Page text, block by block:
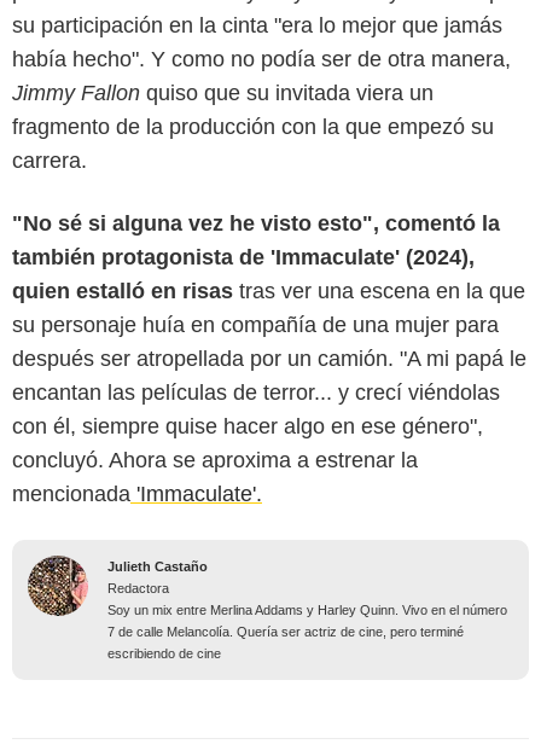
su participación en la cinta "era lo mejor que jamás
había hecho". Y como no podía ser de otra manera,
Jimmy Fallon quiso que su invitada viera un
fragmento de la producción con la que empezó su
carrera.
"No sé si alguna vez he visto esto", comentó la
también protagonista de 'Immaculate' (2024),
quien estalló en risas tras ver una escena en la que
su personaje huía en compañía de una mujer para
después ser atropellada por un camión. "A mi papá le
encantan las películas de terror... y crecí viéndolas
con él, siempre quise hacer algo en ese género",
concluyó. Ahora se aproxima a estrenar la
mencionada 'Immaculate'.
Julieth Castaño
Redactora
Soy un mix entre Merlina Addams y Harley Quinn. Vivo en el número
7 de calle Melancolía. Quería ser actriz de cine, pero terminé
escribiendo de cine